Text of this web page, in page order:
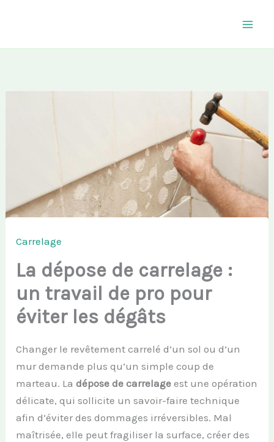
Carrelage
La dépose de carrelage :
un travail de pro pour
éviter les dégâts
Changer le revêtement carrelé d’un sol ou d’un
mur demande plus qu’un simple coup de
marteau. Ladépose de carrelage est une opération
délicate, qui sollicite un savoir-faire technique
afin d’éviter des dommages irréversibles. Mal
maîtrisée, elle peut fragiliser la surface, créer des